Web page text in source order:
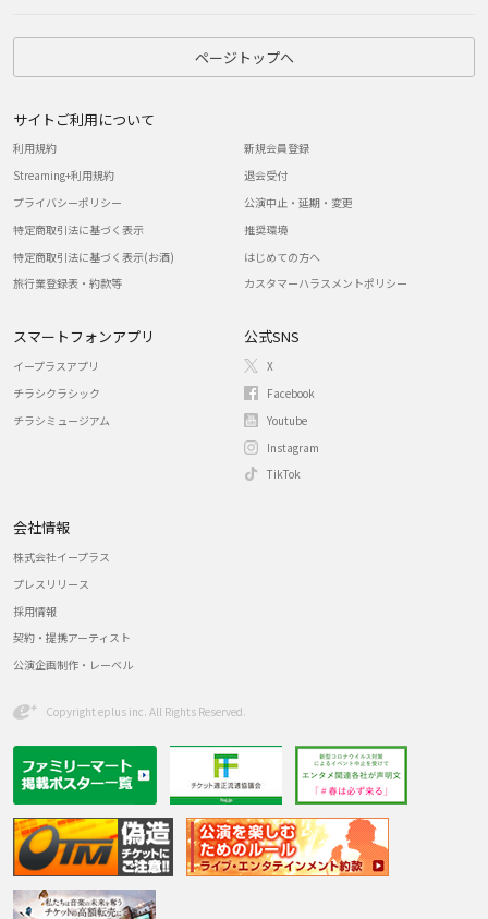
ページトップへ
サイトご利用について
利用規約
Streaming+利用規約
プライバシーポリシー
特定商取引法に基づく表示
特定商取引法に基づく表示(お酒)
旅行業登録表・約款等
新規会員登録
退会受付
公演中止・延期・変更
推奨環境
はじめての方へ
カスタマーハラスメントポリシー
スマートフォンアプリ
イープラスアプリ
チラシクラシック
チラシミュージアム
公式SNS
X
Facebook
Youtube
Instagram
TikTok
会社情報
株式会社イープラス
プレスリリース
採用情報
契約・提携アーティスト
公演企画制作・レーベル
Copyright eplus inc. All Rights Reserved.